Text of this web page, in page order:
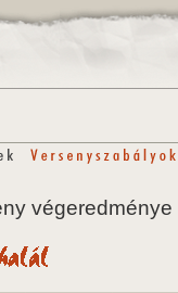
végeredménye